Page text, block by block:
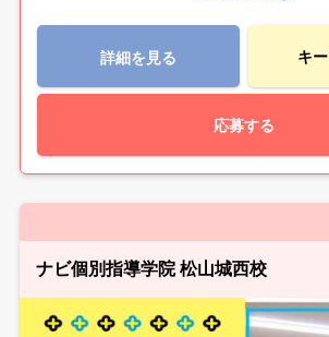
詳細を見る キ
応募する
ナビ個別指導学院 松山城西校